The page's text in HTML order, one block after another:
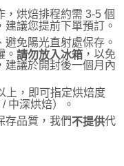
，烘焙排程約需 3-5 個
議您提前下單預訂。
避免陽光直射處保存。
。 請勿放入冰箱 ，以免
建議於開封後一個月內
上，即可指定烘焙度
中深烘焙）。
存品質，我們不提供代